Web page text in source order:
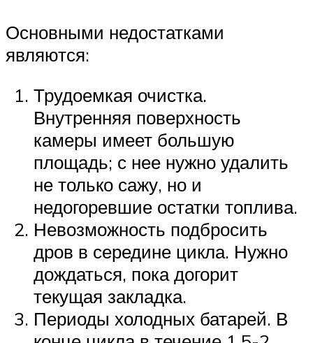
Основными недостатками
являются:
Трудоемкая очистка.
Внутренняя поверхность
камеры имеет большую
площадь; с нее нужно удалить
не только сажу, но и
недогоревшие остатки топлива.
Невозможность подбросить
дров в середине цикла. Нужно
дождаться, пока догорит
текущая закладка.
Периоды холодных батарей. В